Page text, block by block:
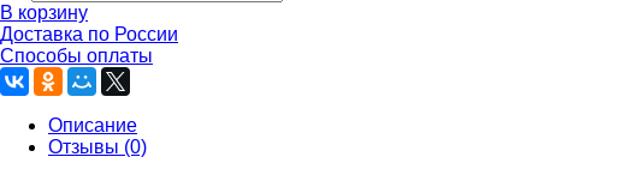
В корзину
Доставка по России
Способы оплаты
Описание
Отзывы (0)